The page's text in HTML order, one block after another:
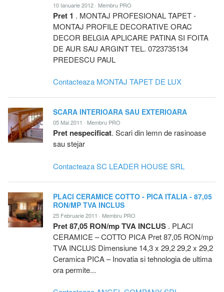
10 Ianuarie 2012 · Membru PRO
Pret 1 . MONTAJ PROFESIONAL TAPET -
MONTAJ PROFILE DECORATIVE ORAC
DECOR BELGIA APLICARE PATINA SI FOITA
DE AUR SAU ARGINT TEL. 0723735134
PREDESCU PAUL
Contacteaza MONTAJ TAPET DE LUX
SCARA INTERIOARA SAU EXTERIOARA
05 Mai 2011 · Membru PRO
Pret nespecificat. Scari din lemn de rasinoase
sau stejar
Contacteaza SC LEADER HOUSE SRL
PLACI CERAMICE COTTO - PICA ITALIA - 87,05
RON/MP TVA INCLUS
25 Februarie 2011 · Membru PRO
Pret 87,05 RON/mp TVA INCLUS . PLACI
CERAMICE – COTTO PICA Pret 87,05 RON/mp
TVA INCLUS Dimensiune 14,3 x 29,2 29,2 x 29,2
Ceramica PICA – Inovatia si tehnologia de ultima
ora permite...